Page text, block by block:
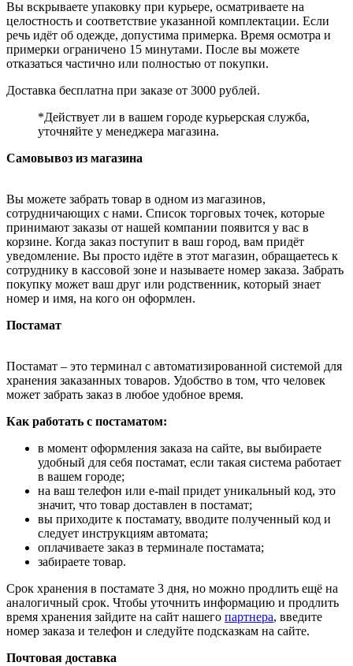
Вы вскрываете упаковку при курьере, осматриваете на
целостность и соответствие указанной комплектации. Если
речь идёт об одежде, допустима примерка. Время осмотра и
примерки ограничено 15 минутами. После вы можете
отказаться частично или полностью от покупки.
Доставка бесплатна при заказе от 3000 рублей.
*Действует ли в вашем городе курьерская служба,
уточняйте у менеджера магазина.
Самовывоз из магазина
Вы можете забрать товар в одном из магазинов,
сотрудничающих с нами. Список торговых точек, которые
принимают заказы от нашей компании появится у вас в
корзине. Когда заказ поступит в ваш город, вам придёт
уведомление. Вы просто идёте в этот магазин, обращаетесь к
сотруднику в кассовой зоне и называете номер заказа. Забрать
покупку может ваш друг или родственник, который знает
номер и имя, на кого он оформлен.
Постамат
Постамат – это терминал с автоматизированной системой для
хранения заказанных товаров. Удобство в том, что человек
может забрать заказ в любое удобное время.
Как работать с постаматом:
в момент оформления заказа на сайте, вы выбираете
удобный для себя постамат, если такая система работает
в вашем городе;
на ваш телефон или e-mail придет уникальный код, это
значит, что товар доставлен в постамат;
вы приходите к постамату, вводите полученный код и
следует инструкциям автомата;
оплачиваете заказ в терминале постамата;
забираете товар.
Срок хранения в постамате 3 дня, но можно продлить ещё на
аналогичный срок. Чтобы уточнить информацию и продлить
время хранения зайдите на сайт нашего партнера, введите
номер заказа и телефон и следуйте подсказкам на сайте.
Почтовая доставка